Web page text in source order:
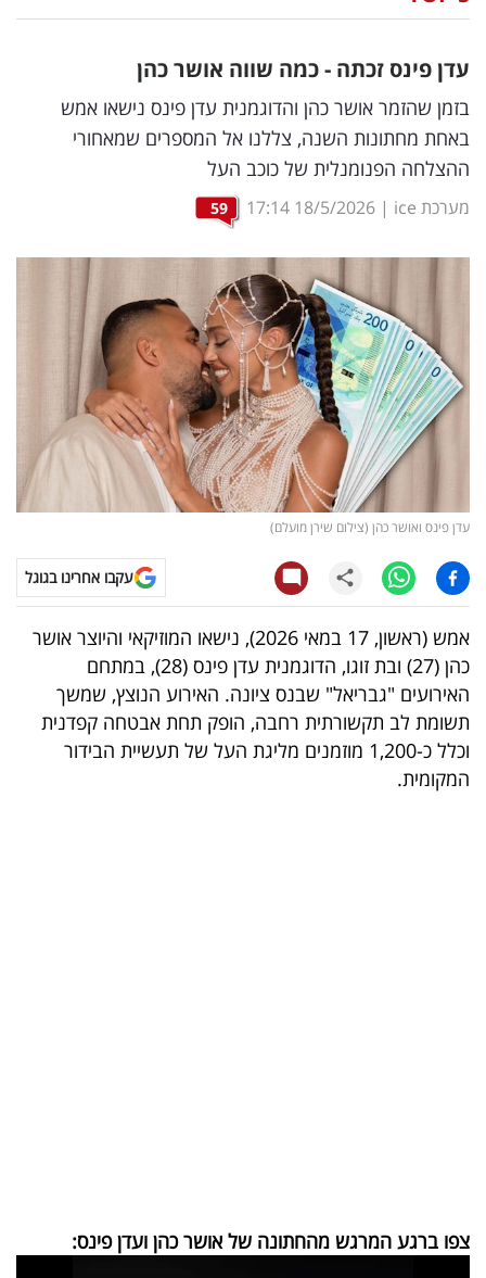
דיגיטל
וטק
שיווק
ופרסום
משפט
מדדים
ומחקרים
דעות
רכילות
קריפטו
ויראלי
טלוויזיה
עסקי
ספורט
קריירה
5
עדן פינס זכתה - כמה שווה אושר כהן
בזמן שהזמר אושר כהן והדוגמנית עדן פינס נישאו אמש
באחת מחתונות השנה, צללנו אל המספרים שמאחורי
ההצלחה הפנומנלית של כוכב העל
מערכת ice |
18/5/2026
17:14
59
עדן פינס ואושר כהן (צילום שירן מועלם)
עקבו אחרינו בגוגל
אמש (ראשון, 17 במאי 2026), נישאו המוזיקאי והיוצר אושר
כהן (27) ובת זוגו, הדוגמנית עדן פינס (28), במתחם
האירועים "גבריאל" שבנס ציונה. האירוע הנוצץ, שמשך
תשומת לב תקשורתית רחבה, הופק תחת אבטחה קפדנית
וכלל כ-1,200 מוזמנים מליגת העל של תעשיית הבידור
המקומית.
צפו ברגע המרגש מהחתונה של אושר כהן ועדן פינס: